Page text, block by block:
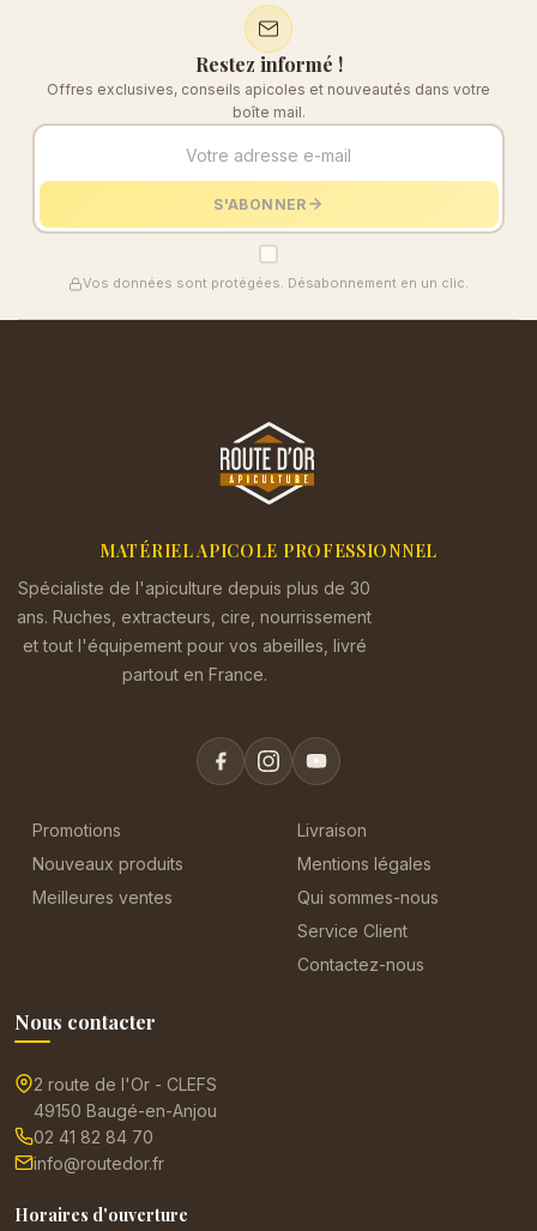
Restez informé !
Offres exclusives, conseils apicoles et nouveautés dans votre
boîte mail.
S'ABONNER
Vos données sont protégées. Désabonnement en un clic.
MATÉRIEL APICOLE PROFESSIONNEL
Spécialiste de l'apiculture depuis plus de 30
ans. Ruches, extracteurs, cire, nourrissement
et tout l'équipement pour vos abeilles, livré
partout en France.
Promotions
Nouveaux produits
Meilleures ventes
Livraison
Mentions légales
Qui sommes-nous
Service Client
Contactez-nous
Nous contacter
2 route de l'Or - CLEFS
49150 Baugé-en-Anjou
02 41 82 84 70
info@routedor.fr
Horaires d'ouverture